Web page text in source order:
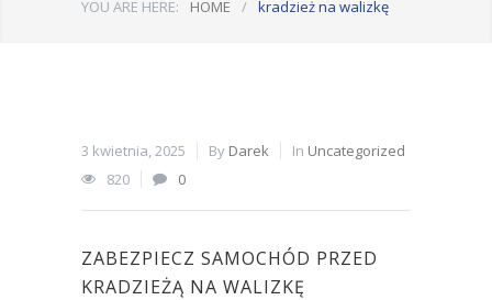
YOU ARE HERE: HOME / kradzież na walizkę
3 kwietnia, 2025 By Darek In Uncategorized
820
0
ZABEZPIECZ SAMOCHÓD PRZED
KRADZIEŻĄ NA WALIZKĘ